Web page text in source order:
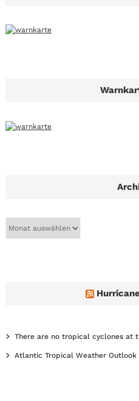
There are no tropical cyclones at
Atlantic Tropical Weather Outlook